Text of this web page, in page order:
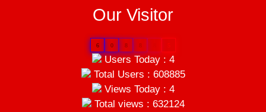
Our Visitor
6 0 8 8
Users Today : 4
Total Users : 608885
Views Today : 4
Total views : 632124